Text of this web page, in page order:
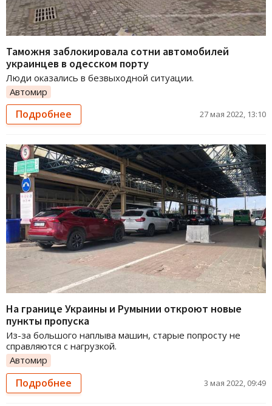
Таможня заблокировала сотни автомобилей
украинцев в одесском порту
Люди оказались в безвыходной ситуации.
Автомир
Подробнее 27 мая 2022, 13:10
На границе Украины и Румынии откроют новые
пункты пропуска
Из-за большого наплыва машин, старые попросту не
справляются с нагрузкой.
Автомир
Подробнее 3 мая 2022, 09:49